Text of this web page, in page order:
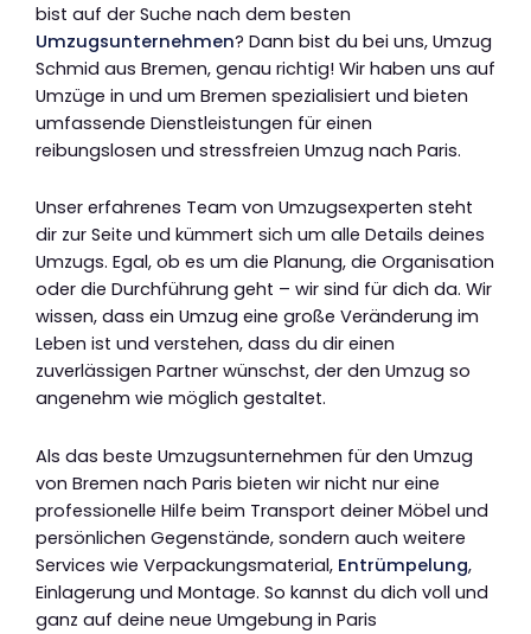
bist auf der Suche nach dem besten
Umzugsunternehmen? Dann bist du bei uns, Umzug
Schmid aus Bremen, genau richtig! Wir haben uns auf
Umzüge in und um Bremen spezialisiert und bieten
umfassende Dienstleistungen für einen
reibungslosen und stressfreien Umzug nach Paris.
Unser erfahrenes Team von Umzugsexperten steht
dir zur Seite und kümmert sich um alle Details deines
Umzugs. Egal, ob es um die Planung, die Organisation
oder die Durchführung geht – wir sind für dich da. Wir
wissen, dass ein Umzug eine große Veränderung im
Leben ist und verstehen, dass du dir einen
zuverlässigen Partner wünschst, der den Umzug so
angenehm wie möglich gestaltet.
Als das beste Umzugsunternehmen für den Umzug
von Bremen nach Paris bieten wir nicht nur eine
professionelle Hilfe beim Transport deiner Möbel und
persönlichen Gegenstände, sondern auch weitere
Services wie Verpackungsmaterial, Entrümpelung,
Einlagerung und Montage. So kannst du dich voll und
ganz auf deine neue Umgebung in Paris